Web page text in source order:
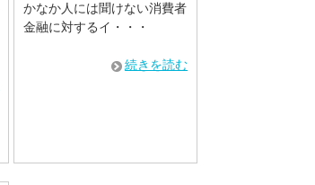
かなか人には聞けない消費者
金融に対するイ・・・
続きを読む